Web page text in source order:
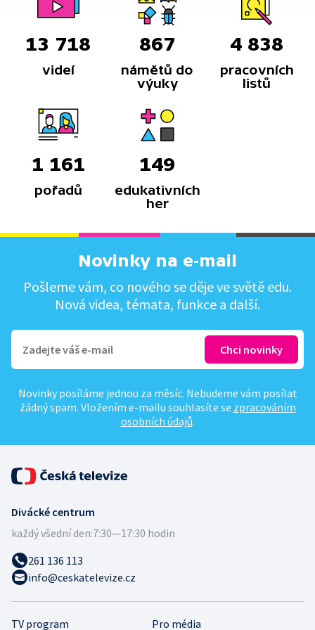
13 718
videí
867
námětů do
výuky
4 838
pracovních
listů
1 161
pořadů
149
edukativních
her
Novinky na e-mail
Pošleme vám, co nového se děje ve světě edu.
Nová videa, témata, funkce a další.
Novinky posíláme jednou za měsíc. Nebudeme vám posílat
žádný spam. Vložením e-mailu souhlasíte se zpracováním
osobních údajů.